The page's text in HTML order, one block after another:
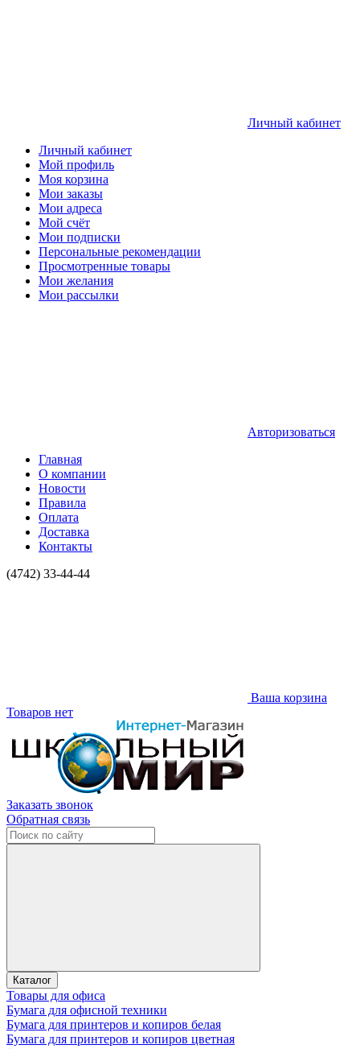
Личный кабинет
Личный кабинет
Мой профиль
Моя корзина
Мои заказы
Мои адреса
Мой счёт
Мои подписки
Персональные рекомендации
Просмотренные товары
Мои желания
Мои рассылки
Авторизоваться
Главная
О компании
Новости
Правила
Оплата
Доставка
Контакты
(4742) 33-44-44
Ваша корзина
Товаров нет
Заказать звонок
Обратная связь
Каталог
Товары для офиса
Бумага для офисной техники
Бумага для принтеров и копиров белая
Бумага для принтеров и копиров цветная